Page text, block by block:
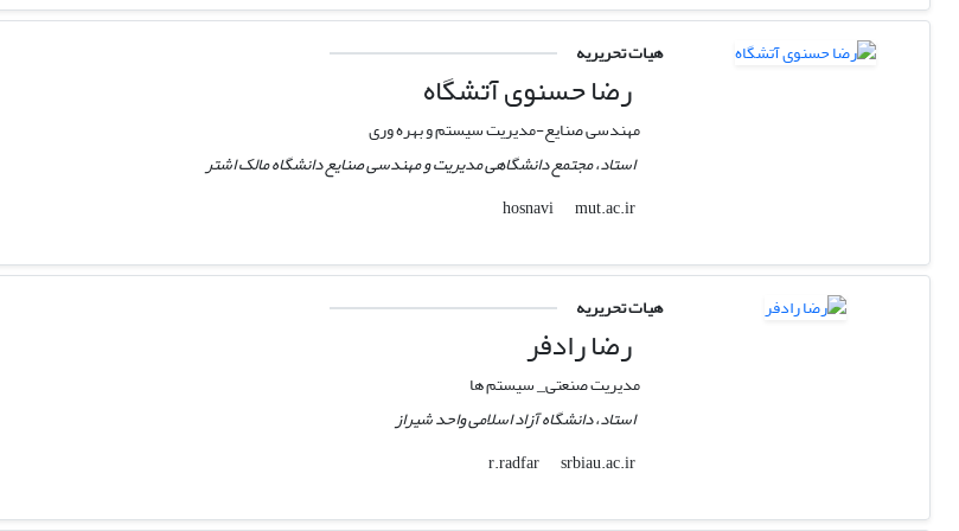
هیات تحریریه
رضا حسنوی آتشگاه
مهندسی صنایع-مدیریت سیستم و بهره وری
استاد، مجتمع دانشگاهی مدیریت و مهندسی صنایع دانشگاه مالک اشتر
hosnavi
mut.ac.ir
هیات تحریریه
رضا رادفر
مدیریت صنعتی_ سیستم ها
استاد، دانشگاه آزاد اسلامی واحد شیراز
r.radfar
srbiau.ac.ir